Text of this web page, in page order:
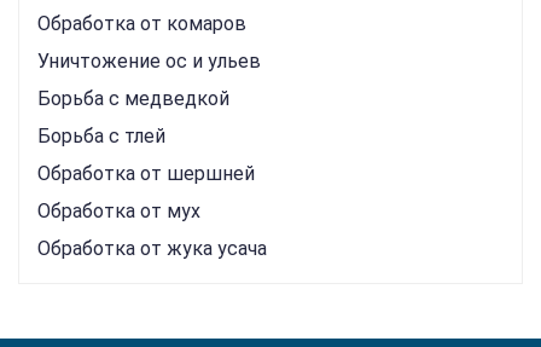
Обработка от комаров
Уничтожение ос и ульев
Борьба с медведкой
Борьба с тлей
Обработка от шершней
Обработка от мух
Обработка от жука усача